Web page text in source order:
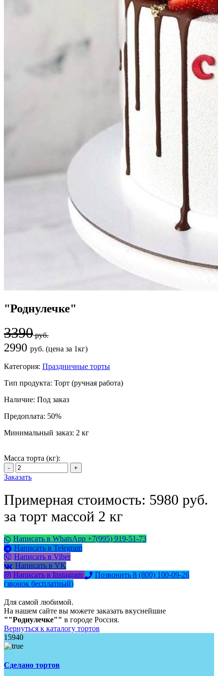
"Роднулечке"
3390руб.
2990 руб. (цена за 1кг)
Категория: Праздничные торты
Тип продукта: Торт (ручная работа)
Наличие: Под заказ
Предоплата: 50%
Минимальный заказ: 2 кг
Масса торта (кг):
Заказать
Примерная стоимость: 5980 руб.
за торт массой 2 кг
Написать в WhatsApp +7(995) 919-51-73
Написать в Telegram
Написать в Viber
Написать в VK
Написать в Instagram
Позвонить 8 (800) 100-09-26
(звонок бесплатный)
Для самой любимой.
На нашем сайте вы можете заказать вкуснейшие
""Роднулечке"" в городе Россия.
Вернуться к каталогу тортов
15940
Сделано тортов